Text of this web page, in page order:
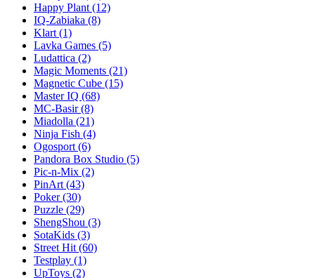
Happy Plant (12)
IQ-Zabiaka (8)
Klart (1)
Lavka Games (5)
Ludattica (2)
Magic Moments (21)
Magnetic Cube (15)
Master IQ (68)
MC-Basir(8)
Miadolla (21)
Ninja Fish (4)
Ogosport (6)
Pandora Box Studio (5)
Pic-n-Mix (2)
PinArt (43)
Poker(30)
Puzzle (29)
ShengShou (3)
SotaKids (3)
Street Hit (60)
Testplay (1)
UpToys (2)